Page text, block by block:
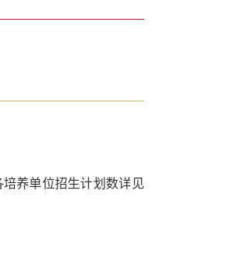
培养单位招生计划数详见